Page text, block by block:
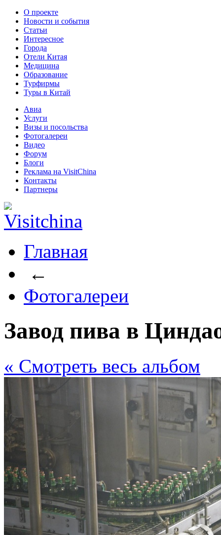
О проекте
Новости и события
Статьи
Интересное
Города
Отели Китая
Медицина
Образование
Турфирмы
Туры в Китай
Авиа
Услуги
Визы и посольства
Фотогалереи
Видео
Форум
Блоги
Реклама на VisitChina
Контакты
Партнеры
Главная
←
Фотогалереи
Завод пива в
« Cмотреть весь альбом